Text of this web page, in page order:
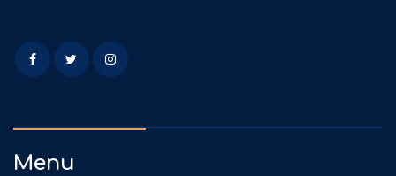
Menu